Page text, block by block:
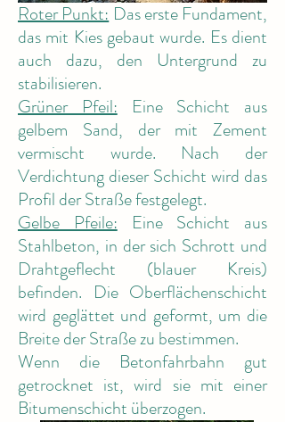
Roter Punkt:Das erste Fundament,
das mit Kies gebaut wurde. Es dient
auch dazu, den Untergrund zu
stabilisieren.
Grüner Pfeil:Eine Schicht aus
gelbem Sand, der mit Zement
vermischt wurde. Nach der
Verdichtung dieser Schicht wird das
Profil der Straße festgelegt.
Gelbe Pfeile:Eine Schicht aus
Stahlbeton, in der sich Schrott und
Drahtgeflecht (blauer Kreis)
befinden. Die Oberflächenschicht
wird geglättet und geformt, um die
Breite der Straße zu bestimmen.
Wenn die Betonfahrbahn gut
getrocknet ist, wird sie mit einer
Bitumenschicht überzogen.